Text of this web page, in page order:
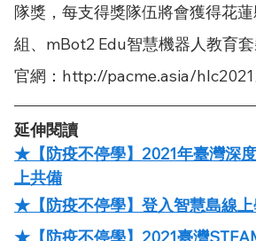
隊獎，每支得獎隊伍將會獲得花
組、mBot2 Edu智慧機器人教育
官網：http://pacme.asia/hlc2021
延伸閱讀
★【防疫不停學】2021年臺灣深
上共備
★【防疫不停學】登入智慧島線
★【防疫不停學】2021臺灣